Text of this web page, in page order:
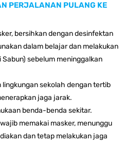
PERJALANAN PULANG KE
bersihkan dengan desinfektan
dalam belajar dan melakukan
Sabun) sebelum meninggalkan
lingkungan sekolah dengan tertib
jaga jarak.
benda-benda sekitar.
memakai masker, menunggu
dan tetap melakukan jaga